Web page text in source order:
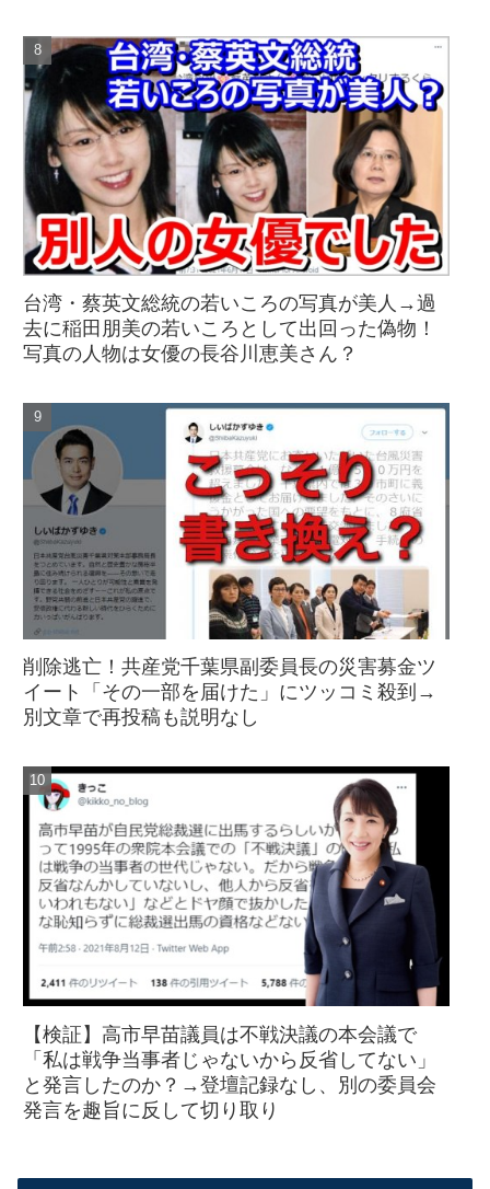
台湾・蔡英文総統の若いころの写真が美人→過
去に稲田朋美の若いころとして出回った偽物！
写真の人物は女優の長谷川恵美さん？
削除逃亡！共産党千葉県副委員長の災害募金ツ
イート「その一部を届けた」にツッコミ殺到→
別文章で再投稿も説明なし
【検証】高市早苗議員は不戦決議の本会議で
「私は戦争当事者じゃないから反省してない」
と発言したのか？→登壇記録なし、別の委員会
発言を趣旨に反して切り取り